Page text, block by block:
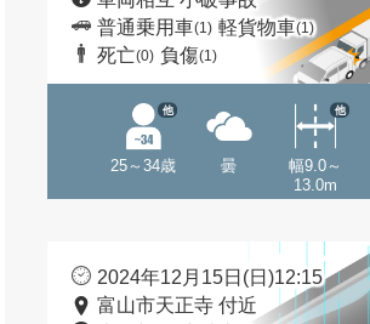
普通乗用車(1) 軽貨物車(1)
死亡(0) 負傷(1)
25～34歳
他
曇
幅9.0～
13.0m
他
2024年12月15日(日)12:15
富山市天正寺 付近